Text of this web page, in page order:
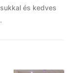
és kedves